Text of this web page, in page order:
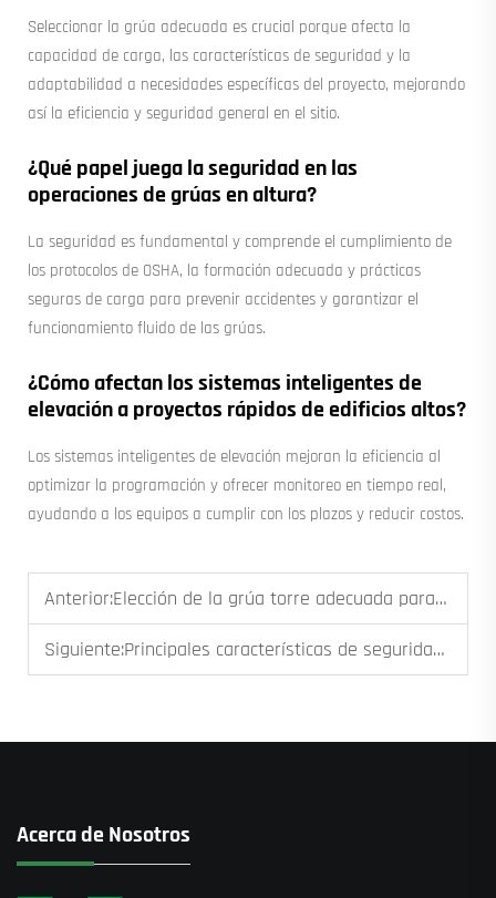
Seleccionar la grúa adecuada es crucial porque afecta la
capacidad de carga, las características de seguridad y la
adaptabilidad a necesidades específicas del proyecto, mejorando
así la eficiencia y seguridad general en el sitio.
¿Qué papel juega la seguridad en las
operaciones de grúas en altura?
La seguridad es fundamental y comprende el cumplimiento de
los protocolos de OSHA, la formación adecuada y prácticas
seguras de carga para prevenir accidentes y garantizar el
funcionamiento fluido de las grúas.
¿Cómo afectan los sistemas inteligentes de
elevación a proyectos rápidos de edificios altos?
Los sistemas inteligentes de elevación mejoran la eficiencia al
optimizar la programación y ofrecer monitoreo en tiempo real,
ayudando a los equipos a cumplir con los plazos y reducir costos.
Anterior:Elección de la grúa torre adecuada para proyectos de puentes
Siguiente:Principales características de seguridad a tener en cuenta en un elevador o montacargas moderno para construcción
Acerca de Nosotros